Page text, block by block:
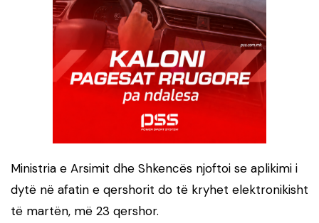
Ministria e Arsimit dhe Shkencës njoftoi se aplikimi i
dytë në afatin e qershorit do të kryhet elektronikisht
të martën, më 23 qershor.